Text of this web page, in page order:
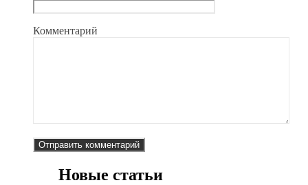
Комментарий
Новые статьи